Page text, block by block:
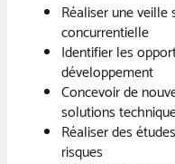
Réaliser une
concurrentielle
Identifier les
développement
Concevoir de
solutions
Réaliser des
risques